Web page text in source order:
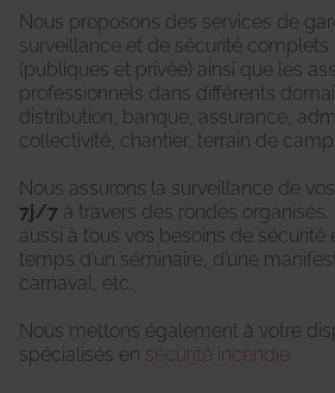
Nous proposons des services de
surveillance et de sécurité complets
(publiques et privée) ainsi que les
professionnels dans différents
distribution, banque, assurance,
collectivité, chantier, terrain de
Nous assurons la surveillance de
7j/7 à travers des rondes
aussi à tous vos besoins de sécurité
temps d’un séminaire, d’une
carnaval, etc.
Nous mettons également à votre
spécialisés en sécurité incendie.